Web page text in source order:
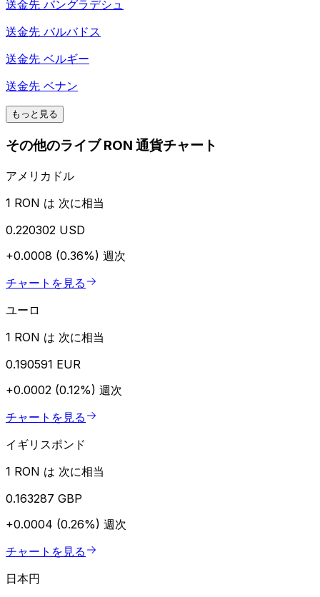
送金先 バングラデシュ
送金先 バルバドス
送金先 ベルギー
送金先 ベナン
もっと見る
その他のライブ RON 通貨チャート
アメリカドル
1 RON は 次に相当
0.220302 USD
+0.0008 (0.36%) 週次
チャートを見る
ユーロ
1 RON は 次に相当
0.190591 EUR
+0.0002 (0.12%) 週次
チャートを見る
イギリスポンド
1 RON は 次に相当
0.163287 GBP
+0.0004 (0.26%) 週次
チャートを見る
日本円